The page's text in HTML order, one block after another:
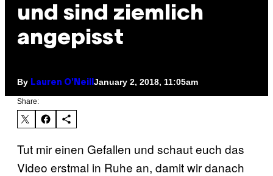
und sind ziemlich
angepisst
By Lauren O'Neill January 2, 2018, 11:05am
Share:
Tut mir einen Gefallen und schaut euch das
Video erstmal in Ruhe an, damit wir danach